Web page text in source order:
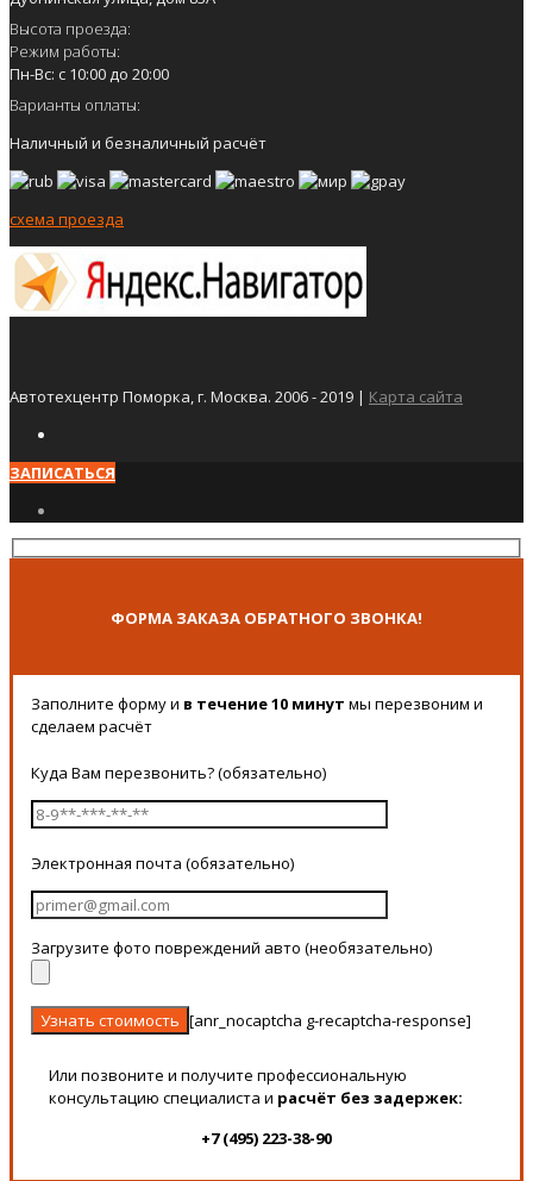
Высота проезда:
Режим работы:
Пн-Вс: с 10:00 до 20:00
Варианты оплаты:
Наличный и безналичный расчёт
схема проезда
Автотехцентр Поморка, г. Москва. 2006 - 2019 | Карта сайта
ЗАПИСАТЬСЯ
ФОРМА ЗАКАЗА ОБРАТНОГО ЗВОНКА!
Заполните форму и в течение 10 минут мы перезвоним и
сделаем расчёт
Куда Вам перезвонить? (обязательно)
Электронная почта (обязательно)
Загрузите фото повреждений авто (необязательно)
[anr_nocaptcha g-recaptcha-response]
Или позвоните и получите профессиональную
консультацию специалиста и расчёт без задержек:
+7 (495) 223-38-90